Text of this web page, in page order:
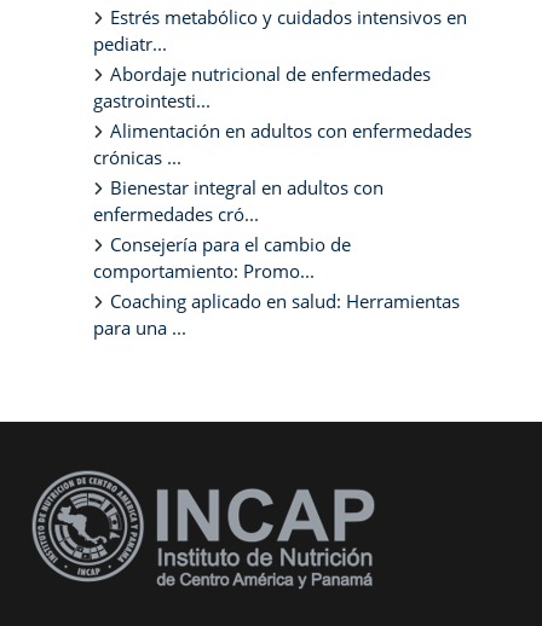
Estrés metabólico y cuidados intensivos en
pediatr...
Abordaje nutricional de enfermedades
gastrointesti...
Alimentación en adultos con enfermedades
crónicas ...
Bienestar integral en adultos con
enfermedades cró...
Consejería para el cambio de
comportamiento: Promo...
Coaching aplicado en salud: Herramientas
para una ...
Bloques suplementarios